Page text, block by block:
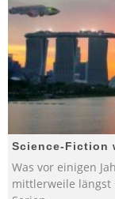
Science-Fiction
Was vor einigen
mittlerweile längst